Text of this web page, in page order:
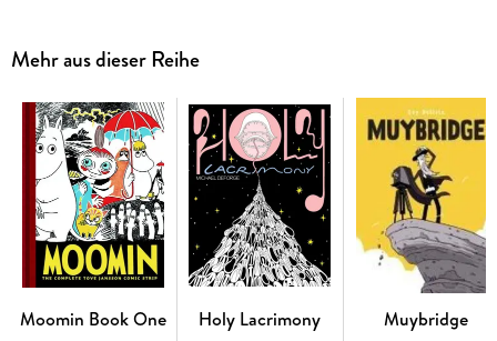
through Moominvalley turning into a roller coaster, and, of
course, hijinks with international spies invading
Mehr aus dieser Reihe
Moomin Book One
Holy Lacrimony
Muybridge